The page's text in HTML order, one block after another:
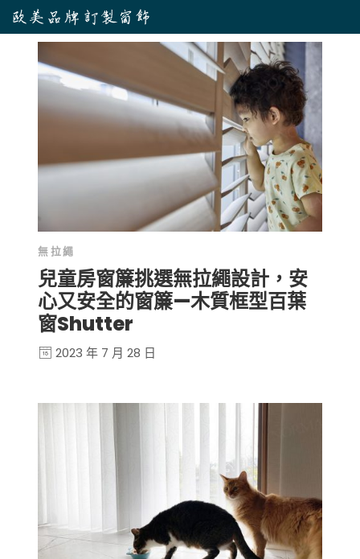
無拉繩
兒童房窗簾挑選無拉繩設計，安
心又安全的窗簾—木質框型百葉
窗Shutter
2023 年 7 月 28 日